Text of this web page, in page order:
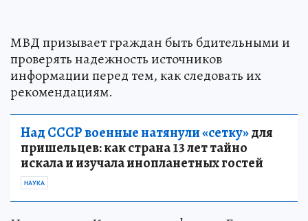
МВД призывает граждан быть бдительными и
проверять надежность источников
информации перед тем, как следовать их
рекомендациям.
Над СССР военные натянули «сетку»для
пришельцев: как страна 13 лет тайно
искала и изучала инопланетных гостей
НАУКА